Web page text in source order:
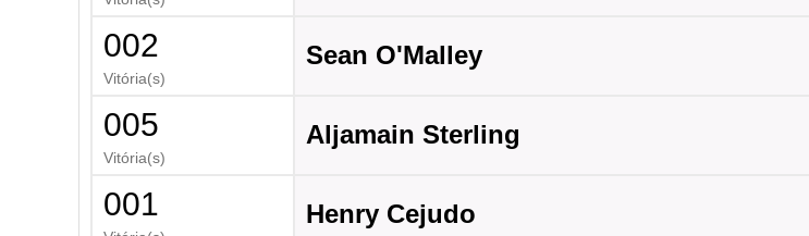
002
Vitória(s)
Sean O'Malley
005
Vitória(s)
Aljamain Sterling
001 Henry Cejudo